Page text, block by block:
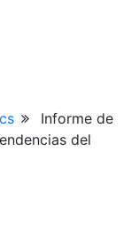
Informe de
del